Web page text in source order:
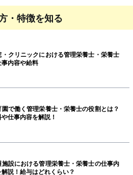
・特徴を知る
・クリニックにおける管理栄養士・栄養士
事内容や給料
園で働く管理栄養士・栄養士の役割とは？
仕事内容を解説！
施設における管理栄養士・栄養士の仕事内
説！給与はどれくらい？